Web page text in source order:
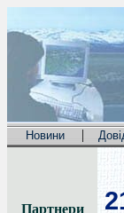
Новини |
Партнери